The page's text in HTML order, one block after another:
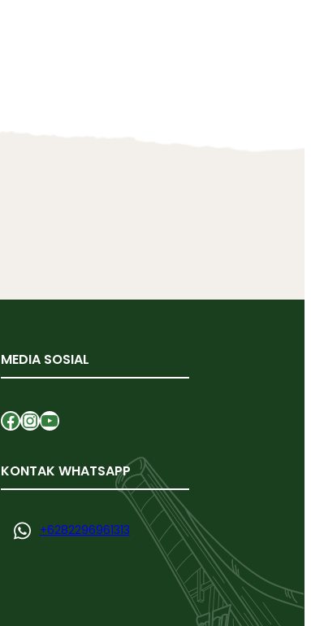
MEDIA SOSIAL
Facebook
Instagram
YouTube
KONTAK WHATSAPP
+6282296961313